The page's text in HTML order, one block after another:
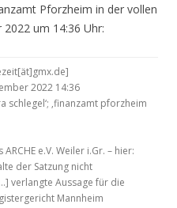
Pforzheim in der vollen
um 14:36 Uhr:
2022 14:36
schlegel‘; ‚finanzamt pforzheim
e.V. Weiler i.Gr. – hier:
der Satzung nicht
verlangte Aussage für die
Mannheim